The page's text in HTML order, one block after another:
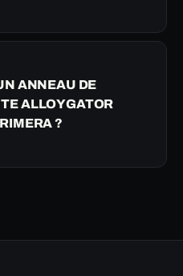
ANNEAU DE
ALLOYGATOR
?